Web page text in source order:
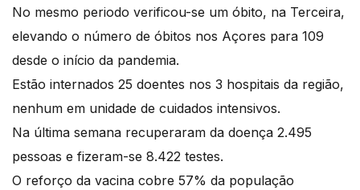
No mesmo periodo verificou-se um óbito, na Terceira,
elevando o número de óbitos nos Açores para 109
desde o início da pandemia.
Estão internados 25 doentes nos 3 hospitais da região,
nenhum em unidade de cuidados intensivos.
Na última semana recuperaram da doença 2.495
pessoas e fizeram-se 8.422 testes.
O reforço da vacina cobre 57% da população